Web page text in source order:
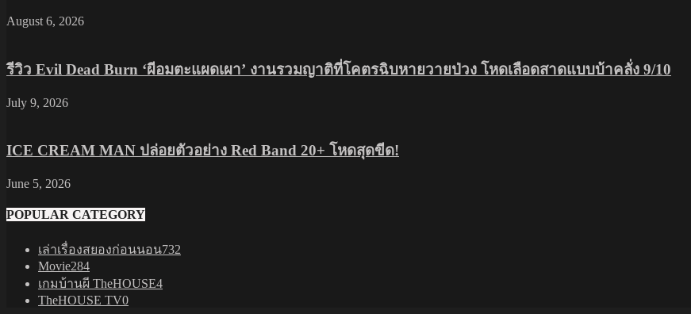
August 6, 2026
รีวิว Evil Dead Burn ‘ผีอมตะแผดเผา’ งานรวมญาติที่โคตรฉิบหายวายป่วง โหดเลือดสาดแบบบ้าคลั่ง 9/10
July 9, 2026
ICE CREAM MAN ปล่อยตัวอย่าง Red Band 20+ โหดสุดขีด!
June 5, 2026
POPULAR CATEGORY
เล่าเรื่องสยองก่อนนอน732
Movie284
เกมบ้านผี TheHOUSE4
TheHOUSE TV0